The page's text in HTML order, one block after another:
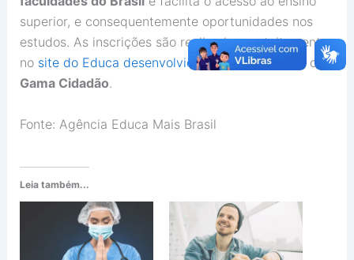
superior, e consequentemente oportunidades nos
estudos. As inscrições são realizadas gratuitamente
no site do Educa desenvolvido em parceria
com o
Gama Cidadão.
Fonte: Agência Educa Mais Brasil
Leia também...